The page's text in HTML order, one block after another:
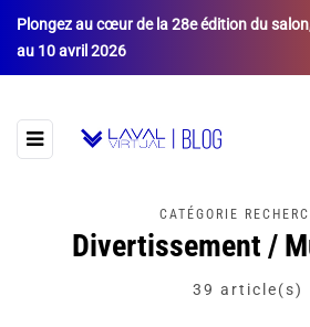
Plongez au cœur de la 28e édition du
au 10 avril 2026
CATÉGORIE
Divertissement /
39 article(s)